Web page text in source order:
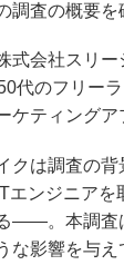
調査の概要を
式会社スリ
代のフリー
ケティング
クは調査の
エンジニア
——。本調査
な影響を与